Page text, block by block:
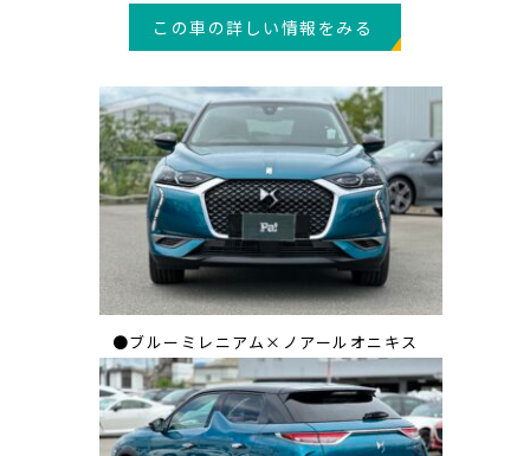
この車の詳しい情報をみる
●ブルーミレニアム×ノアールオニキス